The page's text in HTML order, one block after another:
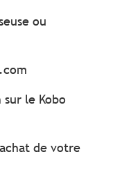
ou
le Kobo
de votre